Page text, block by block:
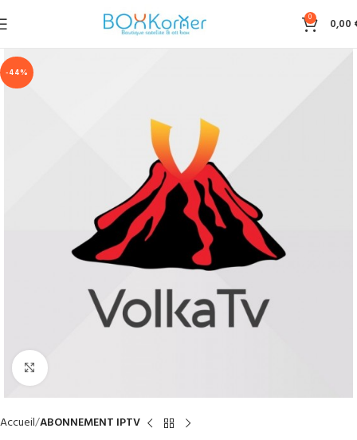
0 0,00
-44%
Click to enlarge
Accueil ABONNEMENT IPTV